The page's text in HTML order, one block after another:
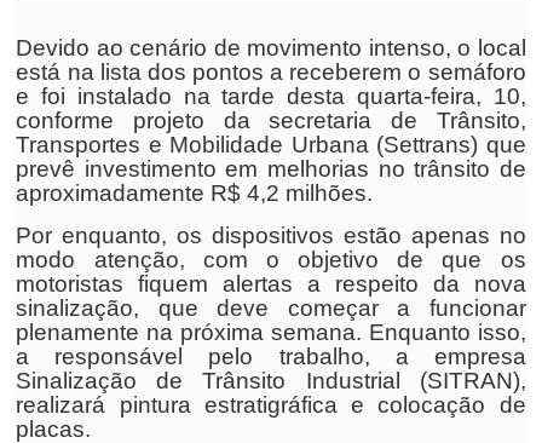
Devido ao cenário de movimento intenso, o local
está na lista dos pontos a receberem o semáforo
e foi instalado na tarde desta quarta-feira, 10,
conforme projeto da secretaria de Trânsito,
Transportes e Mobilidade Urbana (Settrans) que
prevê investimento em melhorias no trânsito de
aproximadamente R$ 4,2 milhões.
Por enquanto, os dispositivos estão apenas no
modo atenção, com o objetivo de que os
motoristas fiquem alertas a respeito da nova
sinalização, que deve começar a funcionar
plenamente na próxima semana. Enquanto isso,
a responsável pelo trabalho, a empresa
Sinalização de Trânsito Industrial (SITRAN),
realizará pintura estratigráfica e colocação de
placas.